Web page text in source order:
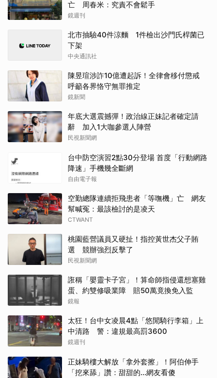
亡 周春米：究責不會鬆手
鏡週刊
北市抽驗40件涼麵 1件檢出沙門氏桿菌已
下架
中央通訊社
陳昱瑄涉詐10億遭起訴！全律會移付懲戒
呼籲各界恪守無罪推定
鏡新聞
年底大選震撼彈！政治線正妹記者確定請
辭 加入1大咖參選人陣營
民視新聞網
台中防空演習2點30分登場 首度「行動網路
降速」手機幾全斷網
自由電子報
空勤總隊連續拒飛患者「等嘸機」亡 網友
幫喊冤：最該檢討的是凌天
CTWANT
桃園藍營議員又硬扯！指控黃世杰父子賄
選 競辦強烈反擊了
民視新聞網
誑稱「嬰靈卡子宮」！算命師指侵還想塞雞
蛋、約雙修吸業障 賠50萬竟換免入監
鏡報
太狂！台中女凌晨4點「悠閒騎行李箱」上
中清路 警：違規最高罰3600
鏡週刊
正妹騎樓大解放「拿外套擦」！阿伯伸手
「挖來舔」讚：甜甜的...網友看傻